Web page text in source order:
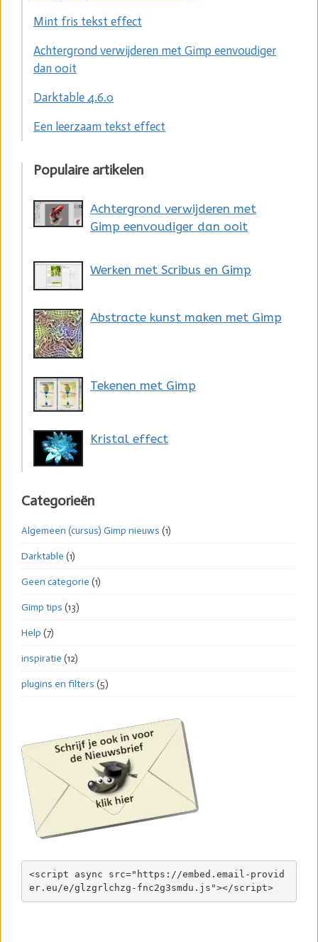
Mint fris tekst effect
Achtergrond verwijderen met Gimp eenvoudiger
dan ooit
Darktable 4.6.0
Een leerzaam tekst effect
Populaire artikelen
Achtergrond verwijderen met
Gimp eenvoudiger dan ooit
Werken met Scribus en Gimp
Abstracte kunst maken met Gimp
Tekenen met Gimp
Kristal effect
Categorieën
Algemeen (cursus) Gimp nieuws (1)
Darktable (1)
Geen categorie (1)
Gimp tips (13)
Help (7)
inspiratie (12)
plugins en filters (5)
<script async src="https://embed.email-provid
er.eu/e/glzgrlchzg-fnc2g3smdu.js"></script>